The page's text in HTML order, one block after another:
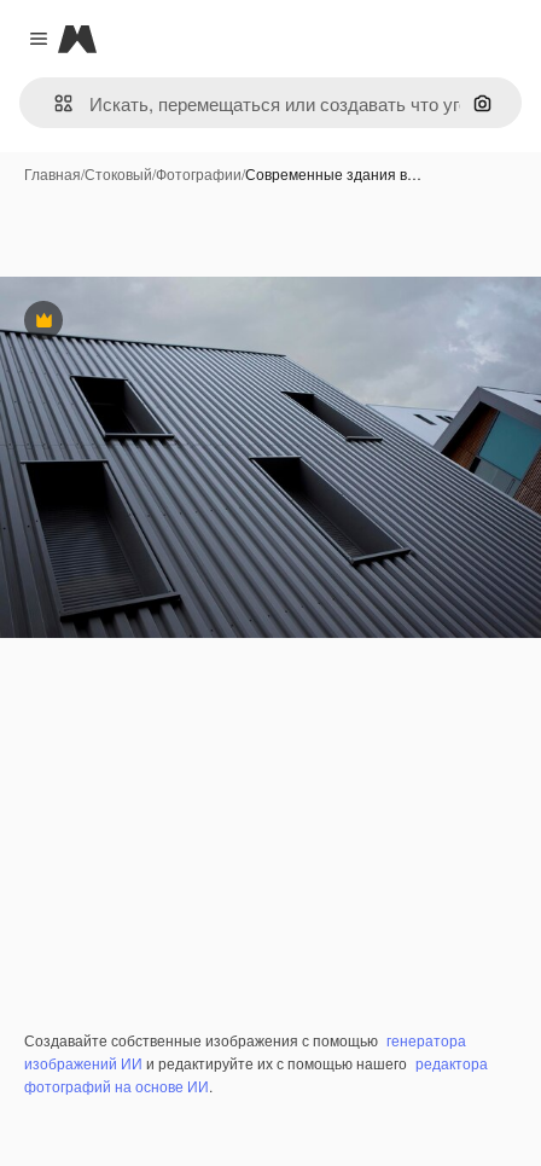
Close menu
Magnific
Поиск
Главная/Стоковый/Фотографии/Современные здания в…
Премиум
Создавайте собственные изображения с помощью генератора
изображений ИИ и редактируйте их с помощью нашего редактора
фотографий на основе ИИ.